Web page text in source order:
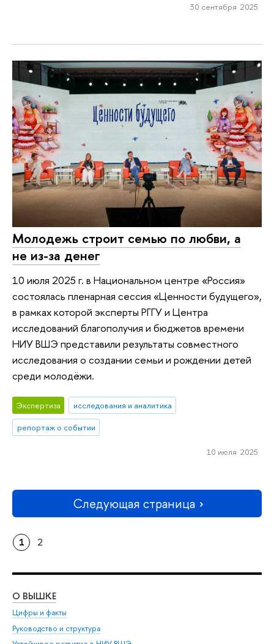
30 сентября 2025
Молодежь строит семью по любви, а
не из-за денег
10 июля 2025 г. в Национальном центре «Россия»
состоялась пленарная сессия «Ценности будущего»,
в рамках которой эксперты РГГУ и Центра
исследований благополучия и бюджетов времени
НИУ ВШЭ представили результаты совместного
исследования о создании семьи и рождении детей
среди молодёжи.
Экспертиза
исследования и аналитика
репортаж о событии
10 июля 2025
Следующая страница
1 2
О ВЫШКЕ
Цифры и факты
Руководство и структура